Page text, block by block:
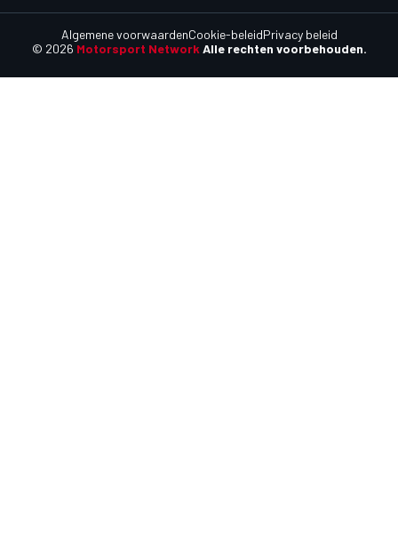
© 2026 Motorsport Network Alle rechten voorbehouden.
Algemene voorwaardenCookie-beleidPrivacy beleid